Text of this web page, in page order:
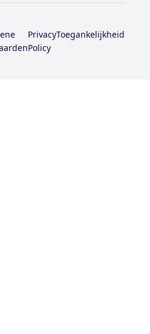
Privacy
Policy
Toegankelijkheid